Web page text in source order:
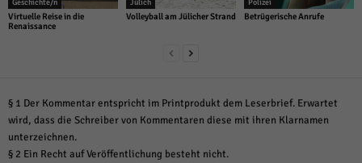
Geschichte/n
Virtuelle Reise in die
Renaissance
Jülich
Volleyball am Jülicher Strand
Polizei
Betrügerische Anrufe
§ 1 Der Kommentar entspricht im Printprodukt dem Leserbrief. Erwartet
wird, dass die Schreiber von Kommentaren diese mit ihren Klarnamen
unterzeichnen.
§ 2 Ein Recht auf Veröffentlichung besteht nicht.